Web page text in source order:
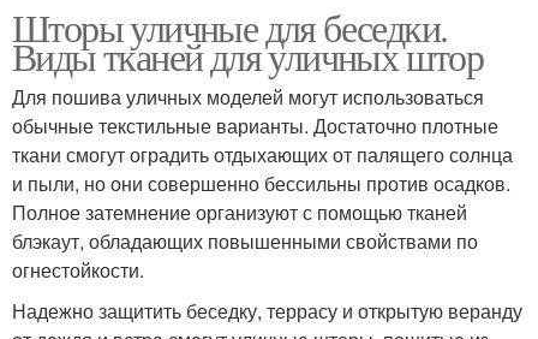
Шторы уличные для беседки.
Виды тканей для уличных штор
Для пошива уличных моделей могут использоваться
обычные текстильные варианты. Достаточно плотные
ткани смогут оградить отдыхающих от палящего солнца
и пыли, но они совершенно бессильны против осадков.
Полное затемнение организуют с помощью тканей
блэкаут, обладающих повышенными свойствами по
огнестойкости.
Надежно защитить беседку, террасу и открытую веранду